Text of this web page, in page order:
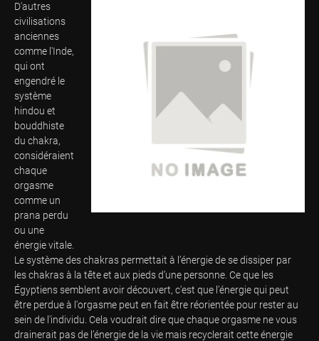
D'autres
civilisations
anciennes
comme l'Inde,
qui ont
engendré le
système
hindou et
bouddhiste
du chakra,
considéraient
chaque
orgasme
comme un
prana perdu
ou une
énergie vitale.
Le système des chakras permettait à l’énergie de se dissiper par
les chakras à la tête et aux pieds d’une personne. Ce que les
Égyptiens semblent avoir découvert, c'est que l'énergie qui peut
être perdue à l'orgasme peut en fait être réorientée pour rester au
sein de l'individu. Cela voudrait dire que chaque orgasme ne vous
drainerait pas de l’énergie de la vie mais recyclerait cette énergie